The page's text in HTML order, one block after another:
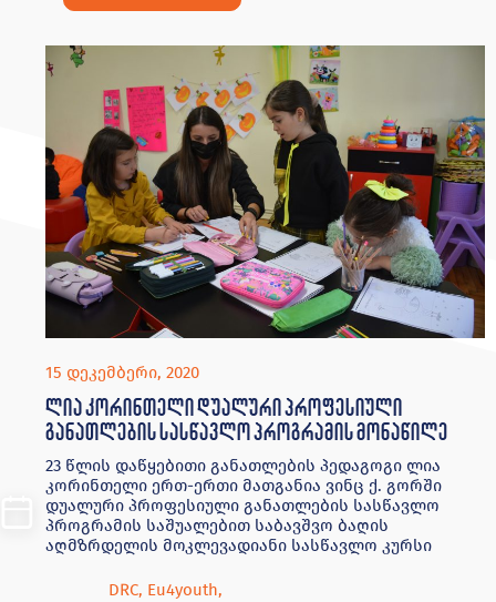
15 დეკემბერი, 2020
ლია კორინთელი დუალური პროფესიული
განათლების სასწავლო პროგრამის მონაწილე
23 წლის დაწყებითი განათლების პედაგოგი ლია
კორინთელი ერთ-ერთი მათგანია ვინც ქ. გორში
დუალური პროფესიული განათლების სასწავლო
პროგრამის საშუალებით საბავშვო ბაღის
აღმზრდელის მოკლევადიანი სასწავლო კურსი
DRC, Eu4youth,